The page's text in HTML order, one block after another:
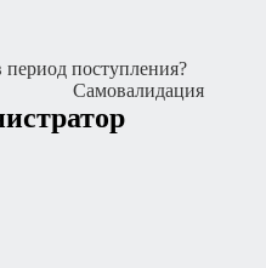
поступления?
Самовалидация